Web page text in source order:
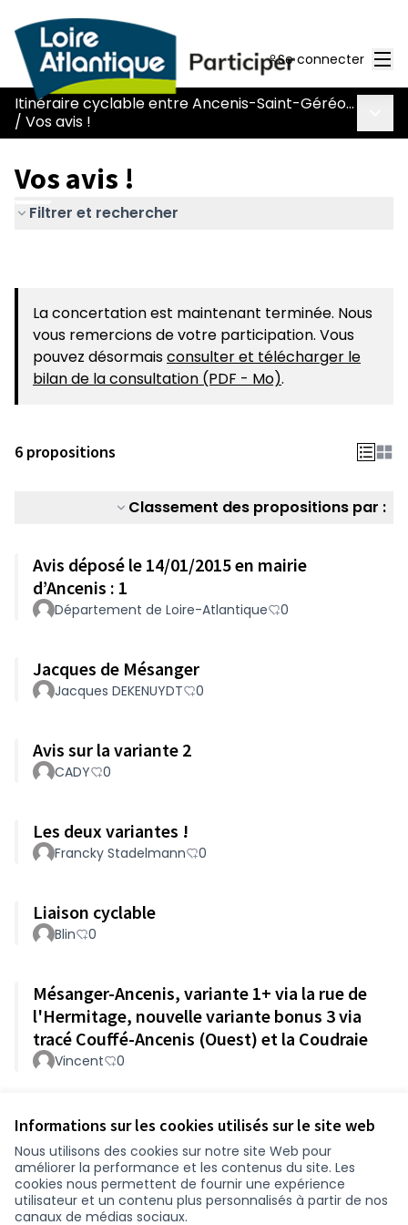
Informations sur les cookies utilisés sur le site web
Nous utilisons des cookies sur notre site Web pour
améliorer la performance et les contenus du site. Les
cookies nous permettent de fournir une expérience
utilisateur et un contenu plus personnalisés à partir de nos
canaux de médias sociaux.
Se connecter
Itinéraire cyclable entre Ancenis-Saint-Géréon et Mésanger (L383)
/ Vos avis !
Vos avis !
Filtrer et rechercher
La concertation est maintenant terminée. Nous
vous remercions de votre participation. Vous
pouvez désormaisconsulter et télécharger le
bilan de la consultation (PDF - Mo).
6 propositions
Classement des propositions par :
Avis déposé le 14/01/2015 en mairie
d’Ancenis : 1
Département de Loire-Atlantique 0
Jacques de Mésanger
Jacques DEKENUYDT 0
Avis sur la variante 2
CADY 0
Les deux variantes !
Francky Stadelmann 0
Liaison cyclable
Blin 0
Mésanger-Ancenis, variante 1+ via la rue de
l'Hermitage, nouvelle variante bonus 3 via
tracé Couffé-Ancenis (Ouest) et la Coudraie
Vincent 0
Conditions d'utilisation
Paramètres des cookies
participer.loire-atlantique.fr sur Facebook
participer.loire-atlantique.fr sur Instagram
participer.loire-atlantique.fr sur YouTube